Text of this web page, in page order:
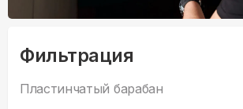
Фильтрация
Пластинчатый барабан